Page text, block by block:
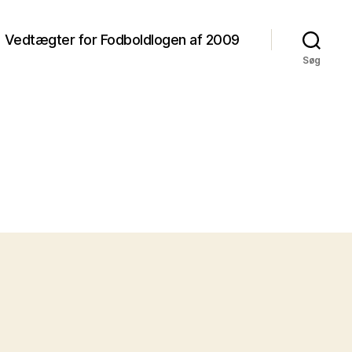
Vedtægter for Fodboldlogen af 2009
Søg